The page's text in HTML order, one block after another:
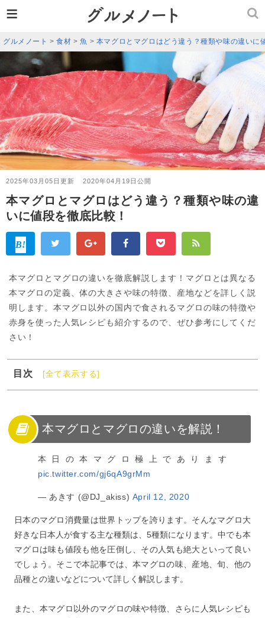
グルメノート >食材 >魚 > 本マグロとマグロはどう違う？種類や味の違いに
2025年03月05日更新 2020年04月19日公開
本マグロとマグロはどう違う？種類や味の違
いに値段を徹底比較！
本マグロとマグロの違いを徹底解説します！マグロとは異なる
本マグロの定義、体の大きさや味の特徴、産地などを詳しく説
明します。本マグロ以外の国内で食されるマグロの味の特徴や
赤身を使った人気レシピも紹介するので、ぜひ参考にしてくだ
さい！
目次
[全て表示する]
1
本マグロとマグロの違いを解説！
3
マグロの種類と味の特徴
4
本マグロとその他マグロの違い
マグロを使った人気レシピ
本マグロとマグロはランクが違う！
本マグロとマグロの違いを解説！
本日の本マグロ極上であります
pic.twitter.com/gj6qA9grMm
— あきす (@DJ_akiss) April 12, 2020
日本のマグロ消費量は世界トップを誇ります。そんなマグロ大
好きな日本人が食する主な種類は、5種類になります。中でも本
マグロは味も値段も他を圧倒し、その人気も絶大といって良い
でしょう。そこで本記事では、本マグロの味、産地、旬、他の
品種との違いなどについて詳しく解説します。
また、本マグロ以外のマグロの味や特徴、さらに人気レシピも
≡